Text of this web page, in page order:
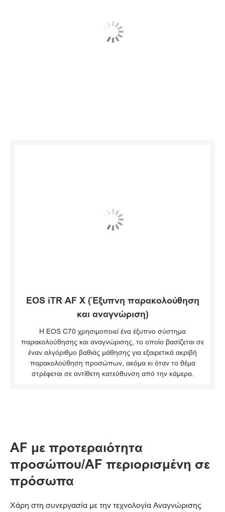
EOS iTR AF X (Έξυπνη παρακολούθηση
και αναγνώριση)
Η EOS C70 χρησιμοποιεί ένα έξυπνο σύστημα
παρακολούθησης και αναγνώρισης, το οποίο βασίζεται σε
έναν αλγόριθμο βαθιάς μάθησης για εξαιρετικά ακριβή
παρακολούθηση προσώπων, ακόμα κι όταν το θέμα
στρέφεται σε αντίθετη κατεύθυνση από την κάμερα.
AF με προτεραιότητα
προσώπου/AF περιορισμένη σε
πρόσωπα
Χάρη στη συνεργασία με την τεχνολογία Αναγνώρισης